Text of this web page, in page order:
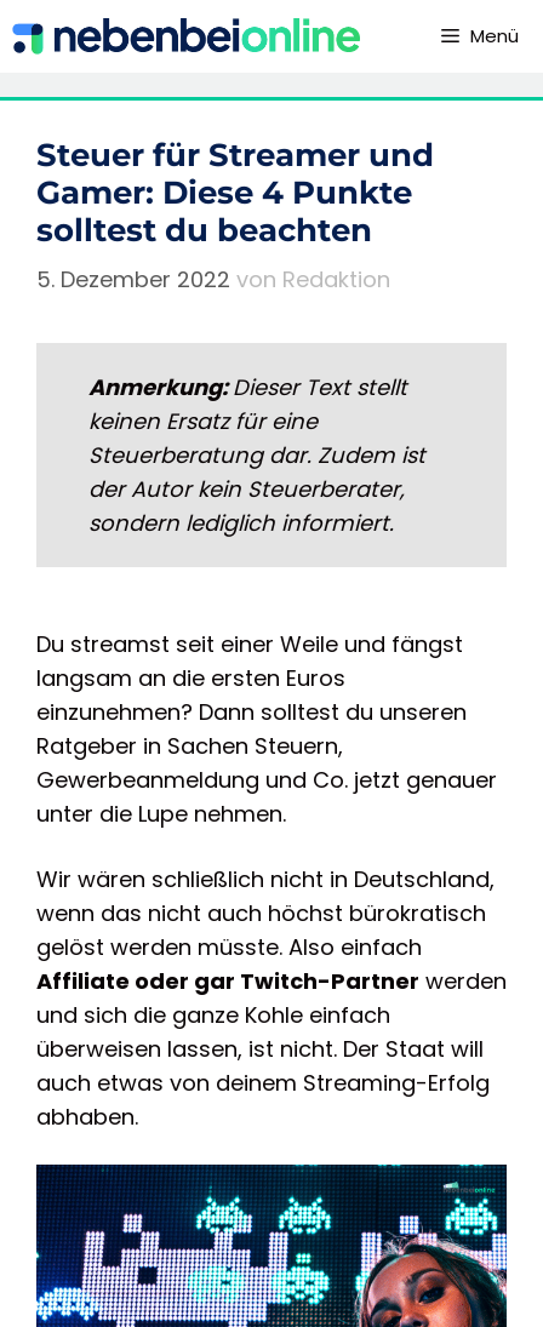
Zum
Inhalt
Menü
Steuer für Streamer und
Gamer: Diese 4 Punkte
solltest du beachten
5. Dezember 2022 von Redaktion
Anmerkung:Dieser Text stellt
keinen Ersatz für eine
Steuerberatung dar. Zudem ist
der Autor kein Steuerberater,
sondern lediglich informiert.
Du streamst seit einer Weile und fängst
langsam an die ersten Euros
einzunehmen? Dann solltest du unseren
Ratgeber in Sachen Steuern,
Gewerbeanmeldung und Co. jetzt genauer
unter die Lupe nehmen.
Wir wären schließlich nicht in Deutschland,
wenn das nicht auch höchst bürokratisch
gelöst werden müsste. Also einfach
Affiliate oder gar Twitch-Partner werden
und sich die ganze Kohle einfach
überweisen lassen, ist nicht. Der Staat will
auch etwas von deinem Streaming-Erfolg
abhaben.